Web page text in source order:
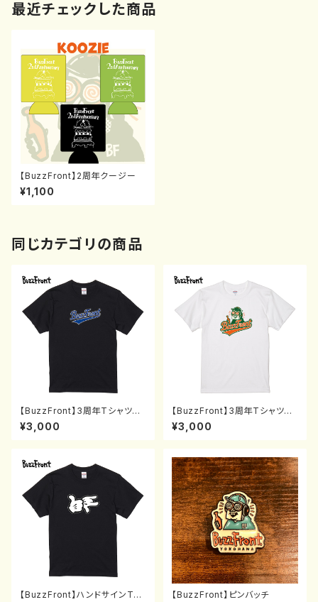
最近チェックした商品
【BuzzFront】2周年クージー
¥1,100
同じカテゴリの商品
【BuzzFront】3周年TシャツBS
(S〜XL)+ピンバッチセット
¥3,000
【BuzzFront】3周年TシャツBF
(S〜XL)+ピンバッチセット
¥3,000
【BuzzFront】ハンドサインTシ
【BuzzFront】ピンバッチ